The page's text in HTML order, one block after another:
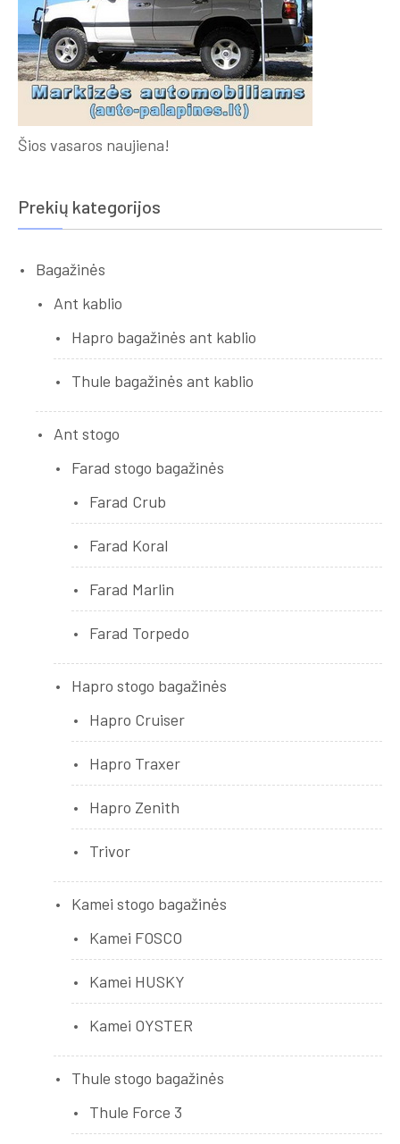
Šios vasaros naujiena!
Prekių kategorijos
Bagažinės
Ant kablio
Hapro bagažinės ant kablio
Thule bagažinės ant kablio
Ant stogo
Farad stogo bagažinės
Farad Crub
Farad Koral
Farad Marlin
Farad Torpedo
Hapro stogo bagažinės
Hapro Cruiser
Hapro Traxer
Hapro Zenith
Trivor
Kamei stogo bagažinės
Kamei FOSCO
Kamei HUSKY
Kamei OYSTER
Thule stogo bagažinės
Thule Force 3